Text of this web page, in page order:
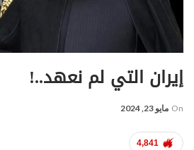
إيران التي لم نعهد..!
On مايو 23, 2024
4,841